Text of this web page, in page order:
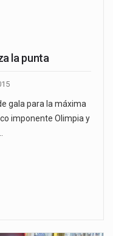
la punta
gala para la máxima
imponente Olimpia y